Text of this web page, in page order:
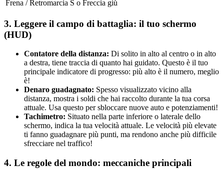
Frena / Retromarcia S o Freccia giù
3. Leggere il campo di battaglia: il tuo schermo
(HUD)
Contatore della distanza: Di solito in alto al centro o in alto
a destra, tiene traccia di quanto hai guidato. Questo è il tuo
principale indicatore di progresso: più alto è il numero, meglio
è!
Denaro guadagnato: Spesso visualizzato vicino alla
distanza, mostra i soldi che hai raccolto durante la tua corsa
attuale. Usa questo per sbloccare nuove auto e potenziamenti!
Tachimetro: Situato nella parte inferiore o laterale dello
schermo, indica la tua velocità attuale. Le velocità più elevate
ti fanno guadagnare più punti, ma rendono anche più difficile
sfrecciare nel traffico!
4. Le regole del mondo: meccaniche principali